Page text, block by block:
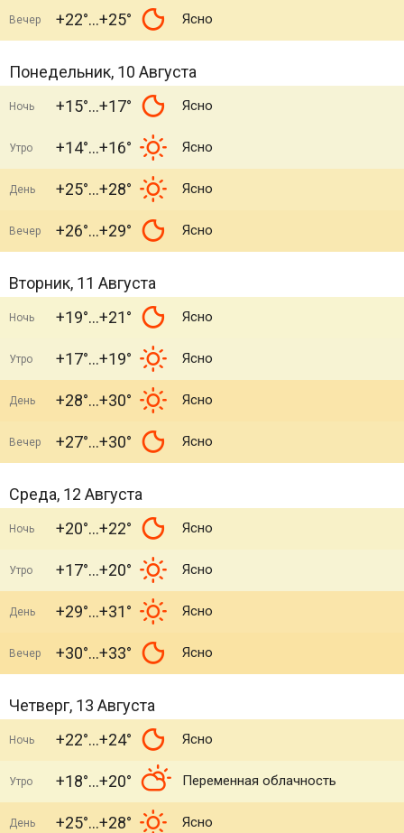
Вечер +22° +25° Ясно
Понедельник, 10 Августа
Ночь +15° +17° Ясно
Утро +14° +16° Ясно
День +25° +28° Ясно
Вечер +26° +29° Ясно
Вторник, 11 Августа
Ночь +19° +21° Ясно
Утро +17° +19° Ясно
День +28° +30° Ясно
Вечер +27° +30° Ясно
Среда, 12 Августа
Ночь +20° +22° Ясно
Утро +17° +20° Ясно
День +29° +31° Ясно
Вечер +30° +33° Ясно
Четверг, 13 Августа
Ночь +22° +24° Ясно
Утро +18° +20° Переменная облачность
День +25° +28° Ясно